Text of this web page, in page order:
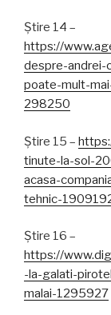
Știre 14 –
https://
despre-andrei-
poate-mult-
298250
Știre 15 –
tinute-la-sol-
acasa-
tehnic-
Știre 16 –
https://
-la-galati-
malai-1295927